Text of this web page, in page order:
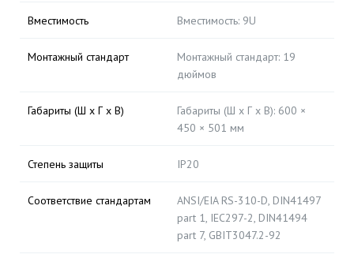
Вместимость Вместимость: 9U
Монтажный стандарт
Монтажный стандарт: 19
дюймов
Габариты (Ш x Г x В)
Габариты (Ш x Г x В): 600 ×
450 × 501 мм
Степень защиты IP20
Соответствие стандартам
ANSI/EIA RS-310-D, DIN41497
part 1, IEC297-2, DIN41494
part 7, GBIT3047.2-92